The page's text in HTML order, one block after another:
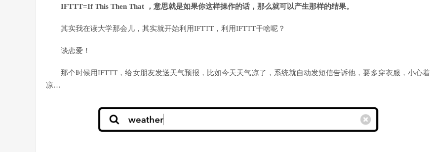
IFTTT=If This Then That ，意思就是如果你这样操作的话，那么就可以产生那样的结果。
其实我在读大学那会儿，其实就开始利用IFTTT，利用IFTTT干啥呢？
谈恋爱！
那个时候用IFTTT，给女朋友发送天气预报，比如今天天气凉了，系统就自动发短信告诉他，要多穿衣服，小心着
凉…